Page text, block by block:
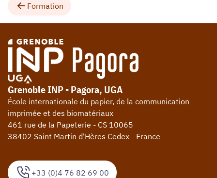
Formation
+33 (0)4 76 82 69 00
Grenoble INP - Pagora, UGA
École internationale du papier, de la communication
imprimée et des biomatériaux
461 rue de la Papeterie - CS 10065
38402 Saint Martin d'Hères Cedex - France